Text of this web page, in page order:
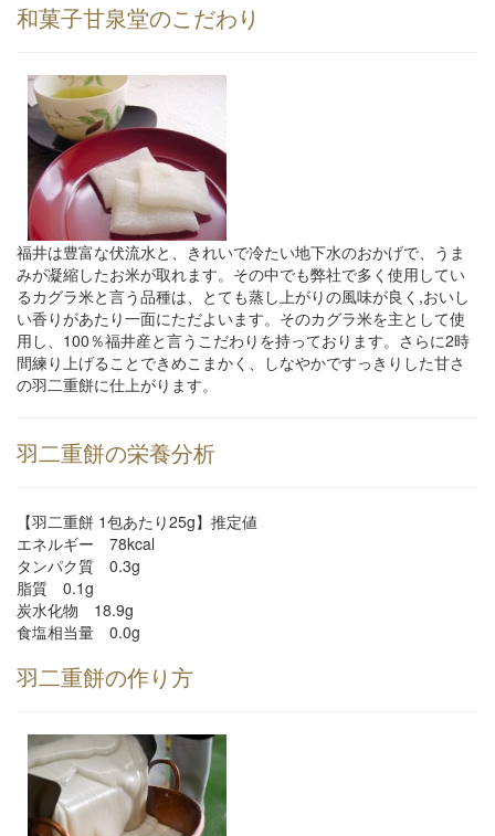
和菓子甘泉堂のこだわり
福井は豊富な伏流水と、きれいで冷たい地下水のおかげで、うま
みが凝縮したお米が取れます。その中でも弊社で多く使用してい
るカグラ米と言う品種は、とても蒸し上がりの風味が良く,おいし
い香りがあたり一面にただよいます。そのカグラ米を主として使
用し、100％福井産と言うこだわりを持っております。さらに2時
間練り上げることできめこまかく、しなやかですっきりした甘さ
の羽二重餅に仕上がります。
羽二重餅の栄養分析
【羽二重餅 1包あたり25g】推定値
エネルギー 78kcal
タンパク質 0.3g
脂質 0.1g
炭水化物 18.9g
食塩相当量 0.0g
羽二重餅の作り方